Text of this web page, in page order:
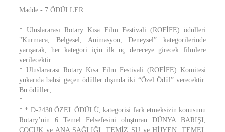
Madde - 7 ÖDÜLLER
* Uluslararası Rotary Kısa Film Festivali (ROFİFE) ödülleri
"Kurmaca, Belgesel, Animasyon, Deneysel” kategorilerinde
yarışarak, her kategori için ilk üç dereceye girecek filmlere
verilecektir.
* Uluslararası Rotary Kısa Film Festivali (ROFİFE) Komitesi
yukarıda bahsi geçen ödüller dışında iki “Özel Ödül” verecektir.
Bu ödüller;
*
* * D-2430 ÖZEL ÖDÜLÜ, kategorisi fark etmeksizin konusunu
Rotary’nin 6 Temel Felsefesini oluşturan DÜNYA BARIŞI,
ÇOCUK ve ANA SAĞLIĞI, TEMİZ SU ve HİJYEN, TEMEL